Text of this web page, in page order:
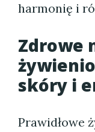
harmonię i
Zdrowe
skóry i
Prawidłowe